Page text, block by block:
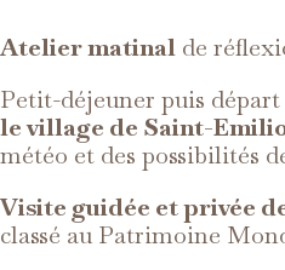
Atelier matinal de
Petit-déjeuner puis
le village de Saint-
météo et des possibilités
Visite guidée et privée
classé au Patrimoine